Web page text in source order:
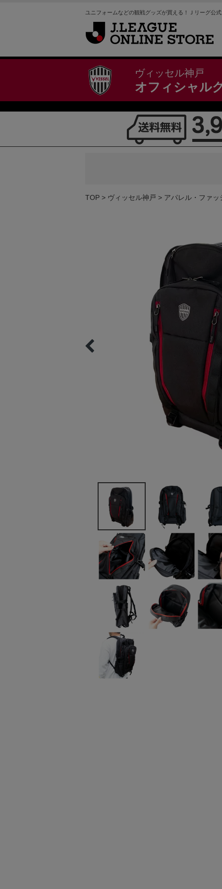
ユニフォームなどの観戦グッズが買える！Ｊリーグ公
ヴィッセル神戸
オフィシャル
TOP ヴィッセル神戸 アパレル・ファッ